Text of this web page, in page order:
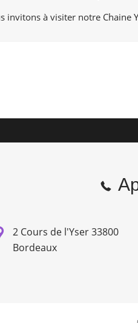
invitons à visiter notre Chaine
2 Cours de l'Yser 33800
Bordeaux